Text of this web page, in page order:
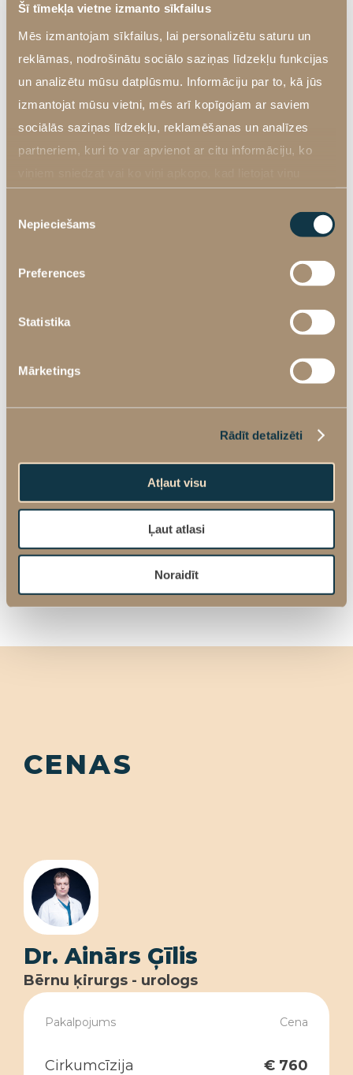
Šī tīmekļa vietne izmanto sīkfailus
Mēs izmantojam sīkfailus, lai personalizētu saturu un
reklāmas, nodrošinātu sociālo saziņas līdzekļu funkcijas
un analizētu mūsu datplūsmu. Informāciju par to, kā jūs
izmantojat mūsu vietni, mēs arī kopīgojam ar saviem
sociālās saziņas līdzekļu, reklamēšanas un analīzes
partneriem, kuri to var apvienot ar citu informāciju, ko
sadaļā šeit
izvēle
Nepieciešams
Preferences
Statistika
Mārketings
Rādīt detalizēti
Atļaut visu
Ļaut atlasi
Noraidīt
PIETEIKTIES KONSULTĀCIJAI
CENAS
Dr. Ainārs Ģīlis
Bērnu ķirurgs - urologs
Pakalpojums Cena
Cirkumcīzija € 760